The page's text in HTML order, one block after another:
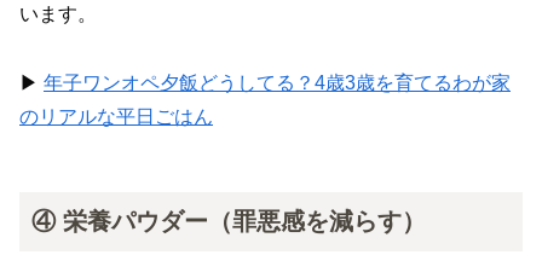
います。
▶︎ 年子ワンオペ夕飯どうしてる？4歳3歳を育てるわが家
のリアルな平日ごはん
④ 栄養パウダー（罪悪感を減らす）